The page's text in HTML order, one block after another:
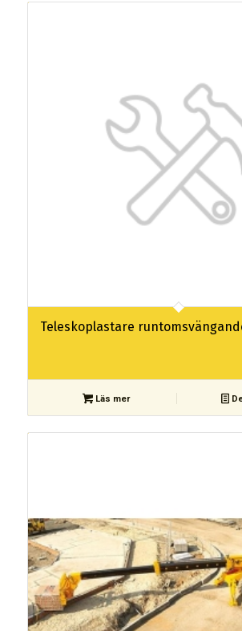
Teleskoplastare
Läs mer